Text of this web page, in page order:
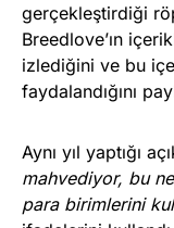
gerçekleştirdiği
Breedlove’ın
izlediğini ve bu
faydalandığını
Aynı yıl yaptığı
mahvediyor, bu
para birimlerini